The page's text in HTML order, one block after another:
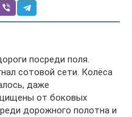
посреди поля.
сотовой сети. Колёса
даже
от боковых
дорожного полотна и